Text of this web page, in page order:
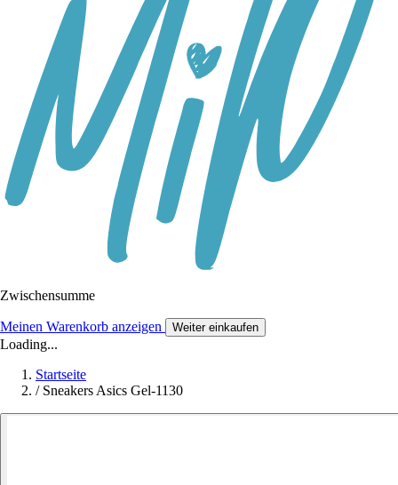
Zwischensumme
Meinen Warenkorb anzeigen Weiter einkaufen
Loading...
Startseite
/ Sneakers Asics Gel-1130